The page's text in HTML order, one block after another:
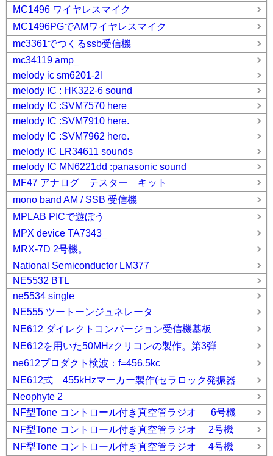
MC1496 ワイヤレスマイク
MC1496PGでAMワイヤレスマイク
mc3361でつくるssb受信機
mc34119 amp_
melody ic sm6201-2l
melody IC : HK322-6 sound
melody IC :SVM7570 here
melody IC :SVM7910 here.
melody IC :SVM7962 here.
melody IC LR34611 sounds
melody IC MN6221dd :panasonic sound
MF47 アナログ テスター キット
mono band AM / SSB 受信機
MPLAB PICで遊ぼう
MPX device TA7343_
MRX-7D 2号機。
National Semiconductor LM377
NE5532 BTL
ne5534 single
NE555 ツートーンジュネレータ
NE612 ダイレクトコンバージョン受信機基板
NE612を用いた50MHzクリコンの製作。第3弾
ne612プロダクト検波：f=456.5kc
NE612式 455kHzマーカー製作(セラロック発振器
Neophyte 2
NF型Tone コントロール付き真空管ラジオ 6号機
NF型Tone コントロール付き真空管ラジオ 2号機
NF型Tone コントロール付き真空管ラジオ 4号機